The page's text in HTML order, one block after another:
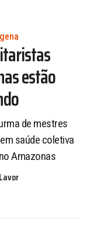
estão
de mestres
saúde coletiva
Amazonas